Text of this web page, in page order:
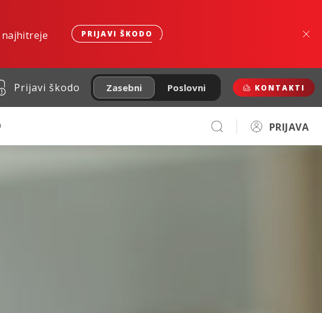
PRIJAVI ŠKODO
Prijavi škodo Zasebni Poslovni KONTAKTI
PRIJAVA